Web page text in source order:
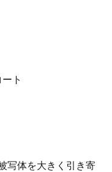
ト
写体を大きく引き寄